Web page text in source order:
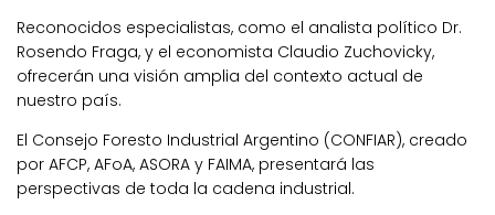
Reconocidos especialistas, como el analista político Dr.
Rosendo Fraga, y el economista Claudio Zuchovicky,
ofrecerán una visión amplia del contexto actual de
nuestro país.
El Consejo Foresto Industrial Argentino (CONFIAR), creado
por AFCP, AFoA, ASORA y FAIMA, presentará las
perspectivas de toda la cadena industrial.